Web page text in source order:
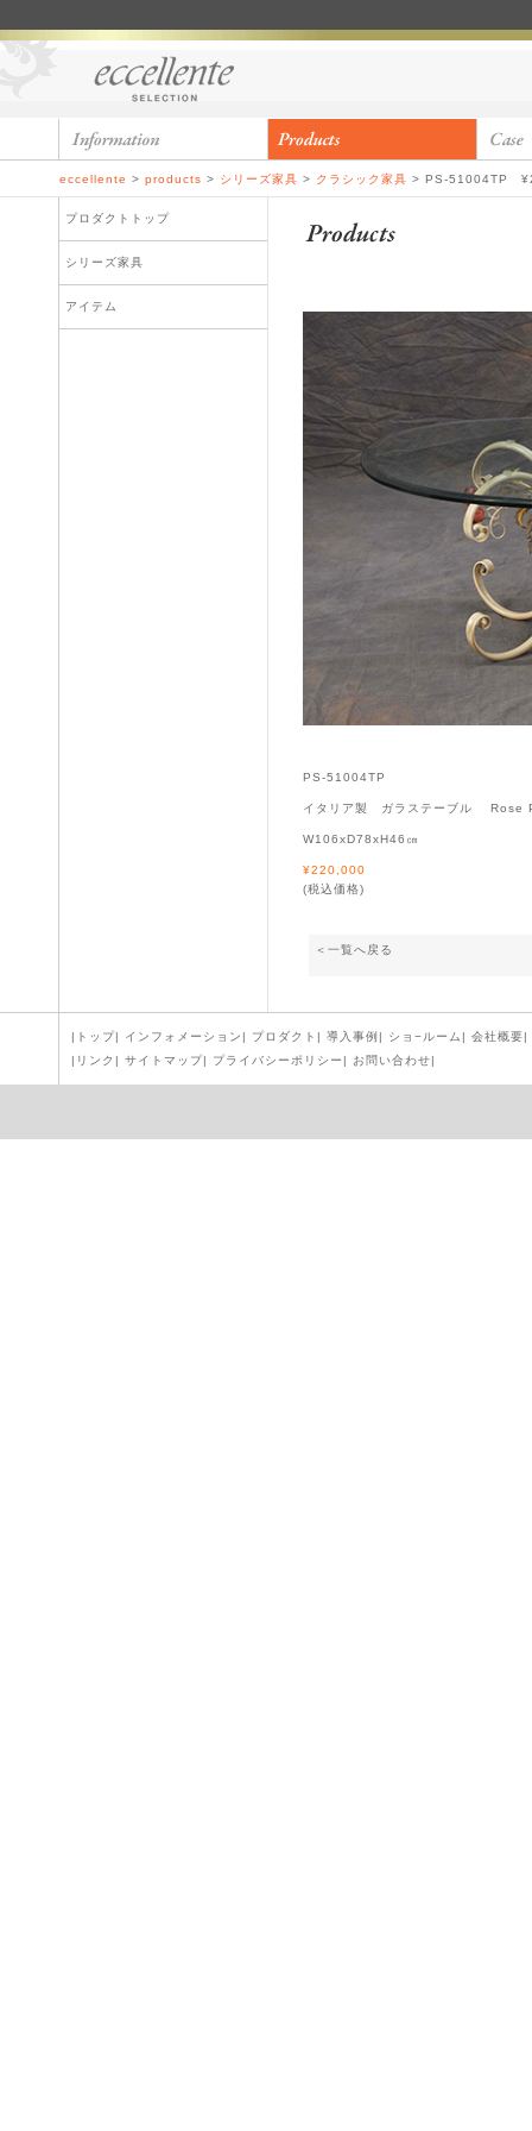
eccellente > products > シリーズ家具 > クラシック家具 > PS-51004TP
プロダクトトップ
シリーズ家具
アイテム
PS-51004TP
イタリア製 ガラステーブル Rose
W106xD78xH46㎝
¥220,000
(税込価格)
＜一覧へ戻る
| トップ| インフォメーション | プロダクト | 導入事例 | ショ−ルーム | 会社概要|
| リンク | サイトマップ| プライバシーポリシー | お問い合わせ|